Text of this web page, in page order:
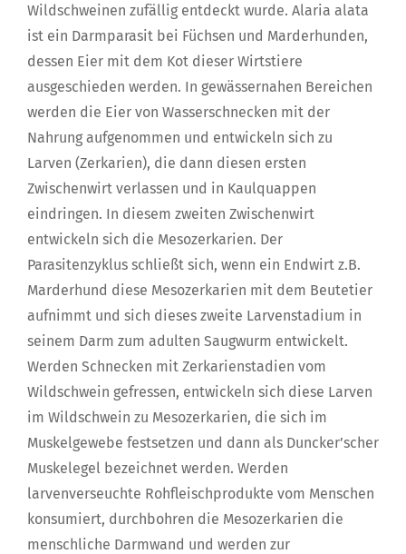
Wildschweinen zufällig entdeckt wurde. Alaria alata
ist ein Darmparasit bei Füchsen und Marderhunden,
dessen Eier mit dem Kot dieser Wirtstiere
ausgeschieden werden. In gewässernahen Bereichen
werden die Eier von Wasserschnecken mit der
Nahrung aufgenommen und entwickeln sich zu
Larven (Zerkarien), die dann diesen ersten
Zwischenwirt verlassen und in Kaulquappen
eindringen. In diesem zweiten Zwischenwirt
entwickeln sich die Mesozerkarien. Der
Parasitenzyklus schließt sich, wenn ein Endwirt z.B.
Marderhund diese Mesozerkarien mit dem Beutetier
aufnimmt und sich dieses zweite Larvenstadium in
seinem Darm zum adulten Saugwurm entwickelt.
Werden Schnecken mit Zerkarienstadien vom
Wildschwein gefressen, entwickeln sich diese Larven
im Wildschwein zu Mesozerkarien, die sich im
Muskelgewebe festsetzen und dann als Duncker’scher
Muskelegel bezeichnet werden. Werden
larvenverseuchte Rohfleischprodukte vom Menschen
konsumiert, durchbohren die Mesozerkarien die
menschliche Darmwand und werden zur